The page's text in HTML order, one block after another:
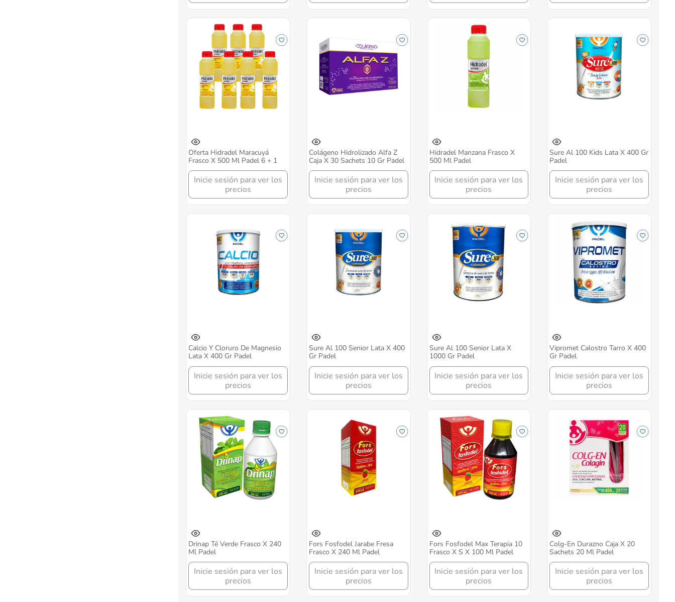
Oferta Hidradel Maracuyá
Frasco X 500 Ml Padel 6 + 1
Inicie sesión para ver los
precios
Colágeno Hidrolizado Alfa Z
Caja X 30 Sachets 10 Gr Padel
Inicie sesión para ver los
precios
Hidradel Manzana Frasco X
500 Ml Padel
Inicie sesión para ver los
precios
Sure Al 100 Kids Lata X 400 Gr
Padel
Inicie sesión para ver los
precios
Calcio Y Cloruro De Magnesio
Lata X 400 Gr Padel
Inicie sesión para ver los
precios
Sure Al 100 Senior Lata X 400
Gr Padel
Inicie sesión para ver los
precios
Sure Al 100 Senior Lata X
1000 Gr Padel
Inicie sesión para ver los
precios
Vipromet Calostro Tarro X 400
Gr Padel
Inicie sesión para ver los
precios
Drinap Té Verde Frasco X 240
Ml Padel
Inicie sesión para ver los
precios
Fors Fosfodel Jarabe Fresa
Frasco X 240 Ml Padel
Inicie sesión para ver los
precios
Fors Fosfodel Max Terapia 10
Frasco X S X 100 Ml Padel
Inicie sesión para ver los
precios
Colg-En Durazno Caja X 20
Sachets 20 Ml Padel
Inicie sesión para ver los
precios